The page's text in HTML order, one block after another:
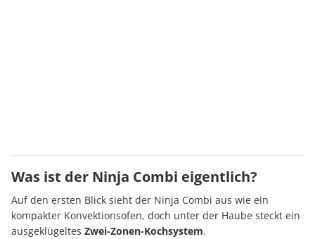
Was ist der Ninja Combi eigentlich?
Auf den ersten Blick sieht der Ninja Combi aus wie ein
kompakter Konvektionsofen, doch unter der Haube steckt ein
ausgeklügeltes Zwei-Zonen-Kochsystem.